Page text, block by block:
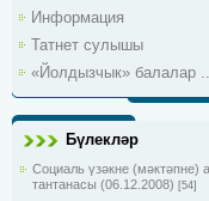
Информация
Татнет сулышы
«Йолдызчык» балалар
Бүлекләр
Социаль үзәкне (мәктәпне)
тантанасы (06.12.2008) [54]